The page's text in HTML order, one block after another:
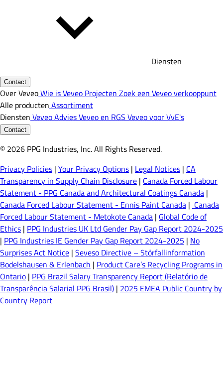
Diensten
Contact
Over VeveoWie is Veveo Projecten Zoek een Veveo verkooppunt
Alle producten Assortiment
Diensten Veveo AdviesVeveo en RGS Veveo voor VvE's
Contact
© 2026 PPG Industries, Inc. All Rights Reserved.
Privacy Policies | Your Privacy Options | Legal Notices | CA
Transparency in Supply Chain Disclosure | Canada Forced Labour
Statement - PPG Canada and Architectural Coatings Canada |
Canada Forced Labour Statement - Ennis Paint Canada | Canada
Forced Labour Statement - Metokote Canada | Global Code of
Ethics | PPG Industries UK Ltd Gender Pay Gap Report 2024-2025
| PPG Industries IE Gender Pay Gap Report 2024-2025 | No
Surprises Act Notice | Seveso Directive – Störfallinformation
Bodelshausen & Erlenbach | Product Care’s Recycling Programs in
Ontario | PPG Brazil Salary Transparency Report (Relatório de
Transparência Salarial PPG Brasil) | 2025 EMEA Public Country by
Country Report